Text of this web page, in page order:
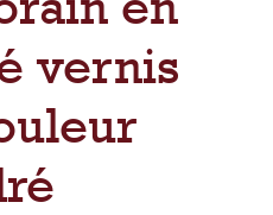
vernis